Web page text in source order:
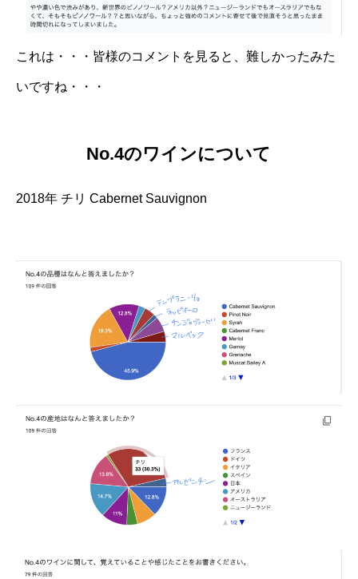
これは・・・皆様のコメントを見ると、難しかったみた
いですね・・・
No.4のワインについて
2018年 チリ Cabernet Sauvignon